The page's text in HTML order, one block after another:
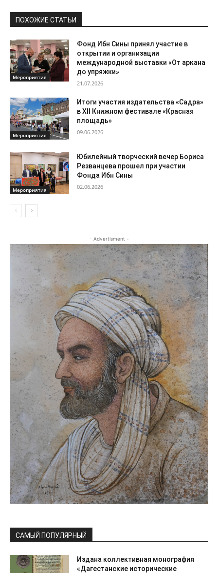
ПОХОЖИЕ СТАТЬИ
Мероприятия
Фонд Ибн Сины принял участие в
открытии и организации
международной выставки «От аркана
до упряжки»
21.07.2026
Мероприятия
Итоги участия издательства «Садра»
в XII Книжном фестивале «Красная
площадь»
09.06.2026
Мероприятия
Юбилейный творческий вечер Бориса
Резванцева прошел при участии
Фонда Ибн Сины
02.06.2026
- Advertisment -
САМЫЙ ПОПУЛЯРНЫЙ
Издана коллективная монография
«Дагестанские исторические